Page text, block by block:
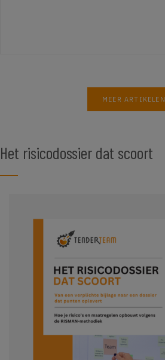
MEER ARTIKELEN
Het risicodossier dat scoort